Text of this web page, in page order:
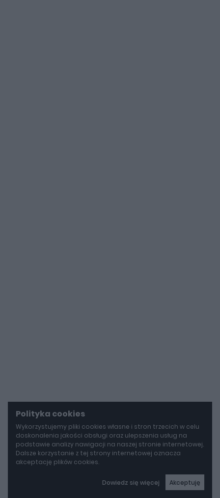
Polityka cookies
Wykorzystujemy pliki cookies własne i stron trzecich w celu
doskonalenia jakości obsługi oraz ulepszenia usług na
podstawie analizy nawigacji na naszej stronie internetowej.
Dalsze korzystanie z tej strony internetowej oznacza
akceptację plików cookies.
Dowiedz się więcej Akceptuję